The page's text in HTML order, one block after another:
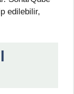
edilebilir,